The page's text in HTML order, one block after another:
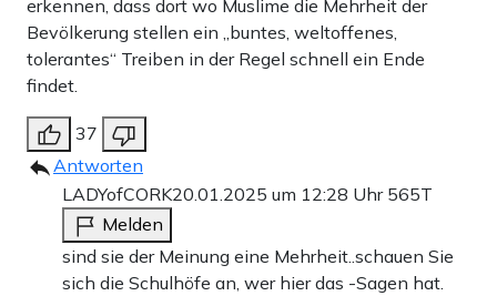
erkennen, dass dort wo Muslime die Mehrheit der
Bevölkerung stellen ein „buntes, weltoffenes,
tolerantes“ Treiben in der Regel schnell ein Ende
findet.
37
Antworten
LADYofCORK20.01.2025 um 12:28 Uhr 565T
Melden
sind sie der Meinung eine Mehrheit..schauen Sie
sich die Schulhöfe an, wer hier das -Sagen hat.